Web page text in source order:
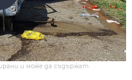
и може да съдържат